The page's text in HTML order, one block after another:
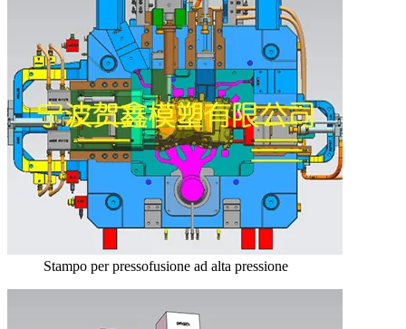
Stampo per pressofusione ad alta pressione